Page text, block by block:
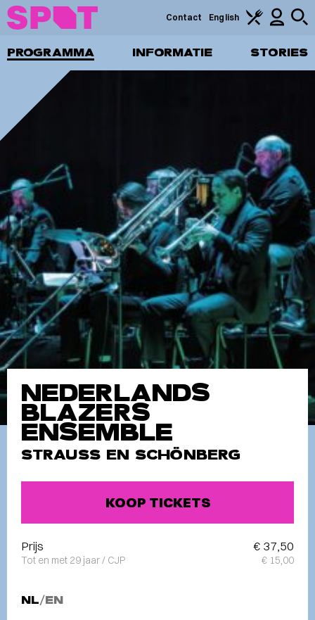
PROGRAMMA INFORMATIE STORIES
Contact English
NEDERLANDS
BLAZERS
ENSEMBLE
STRAUSS EN SCHÖNBERG
NL/EN
KOOP TICKETS
Prijs € 37,50
Tot en met 29 jaar / CJP € 15,00